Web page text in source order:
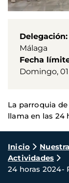
Delegación
Málaga
Fecha
Domingo,
La parroquia
llama en las 24
Ruta
de
Inicio
Actividades
24 horas 2024-